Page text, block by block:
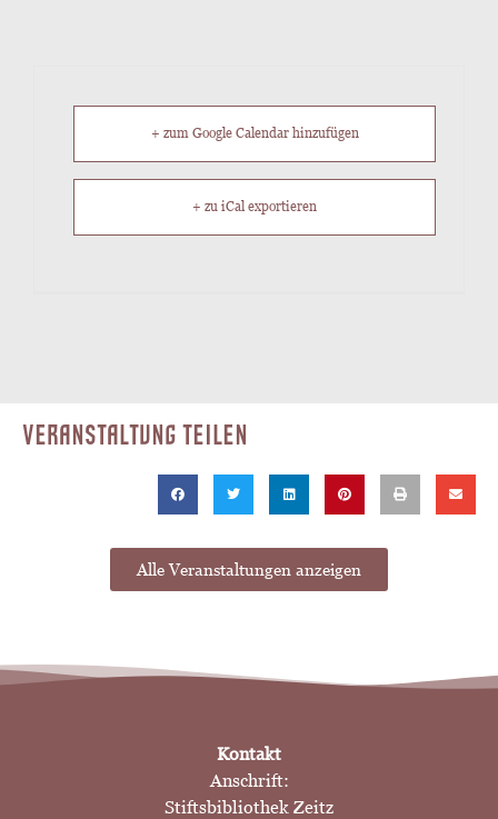
+ zum Google Calendar hinzufügen
+ zu iCal exportieren
VERANSTALTUNG TEILEN
Alle Veranstaltungen anzeigen
Kontakt
Anschrift:
Stiftsbibliothek Zeitz